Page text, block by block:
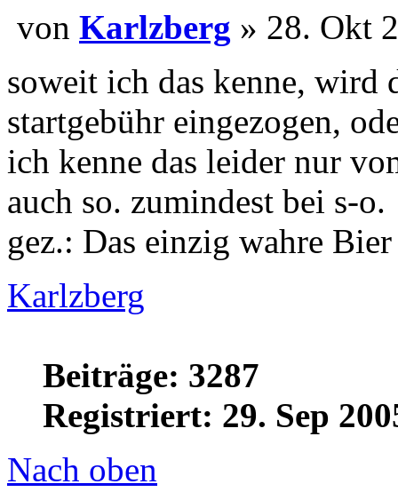
vonKarlzberg» 28.
soweit ich das kenne, wird
startgebühr eingezogen,
ich kenne das leider nur
auch so. zumindest bei s-o.
gez.: Das einzig wahre Bier
Karlzberg
Beiträge: 3287
Registriert: 29. Sep
Nach oben